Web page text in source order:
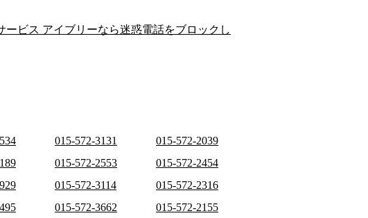
ビス アイブリーなら迷惑電話をブロックし
015-572-3131
015-572-2039
015-572-2553
015-572-2454
015-572-3114
015-572-2316
015-572-3662
015-572-2155